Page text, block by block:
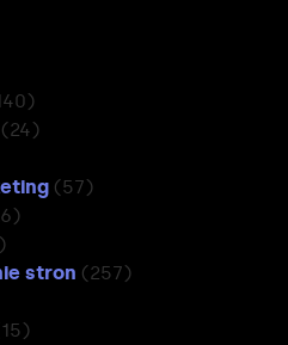
(24)
(57)
stron (257)